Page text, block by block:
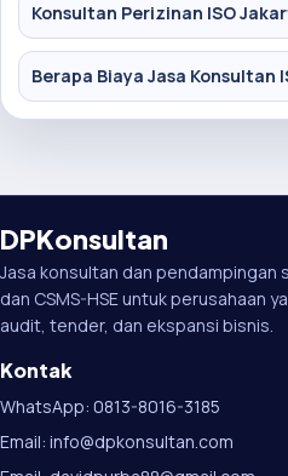
Konsultan Perizinan ISO
Berapa Biaya Jasa Konsultan
DPKonsultan
Jasa konsultan dan pendampingan
dan CSMS-HSE untuk perusahaan
audit, tender, dan ekspansi bisnis.
Kontak
WhatsApp: 0813-8016-3185
Email: info@dpkonsultan.com